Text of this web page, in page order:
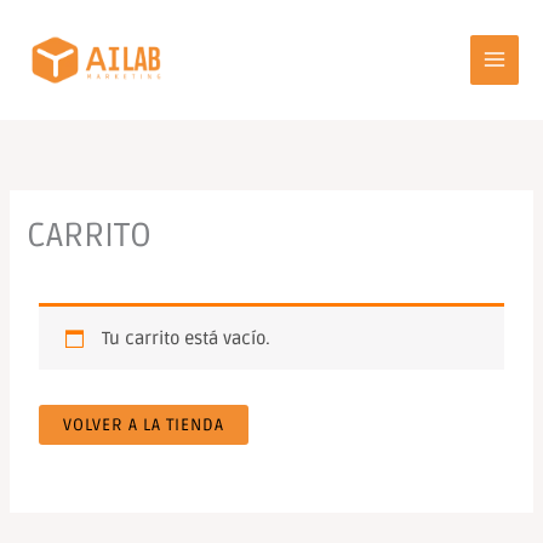
contenido
CARRITO
Tu carrito está vacío.
VOLVER A LA TIENDA